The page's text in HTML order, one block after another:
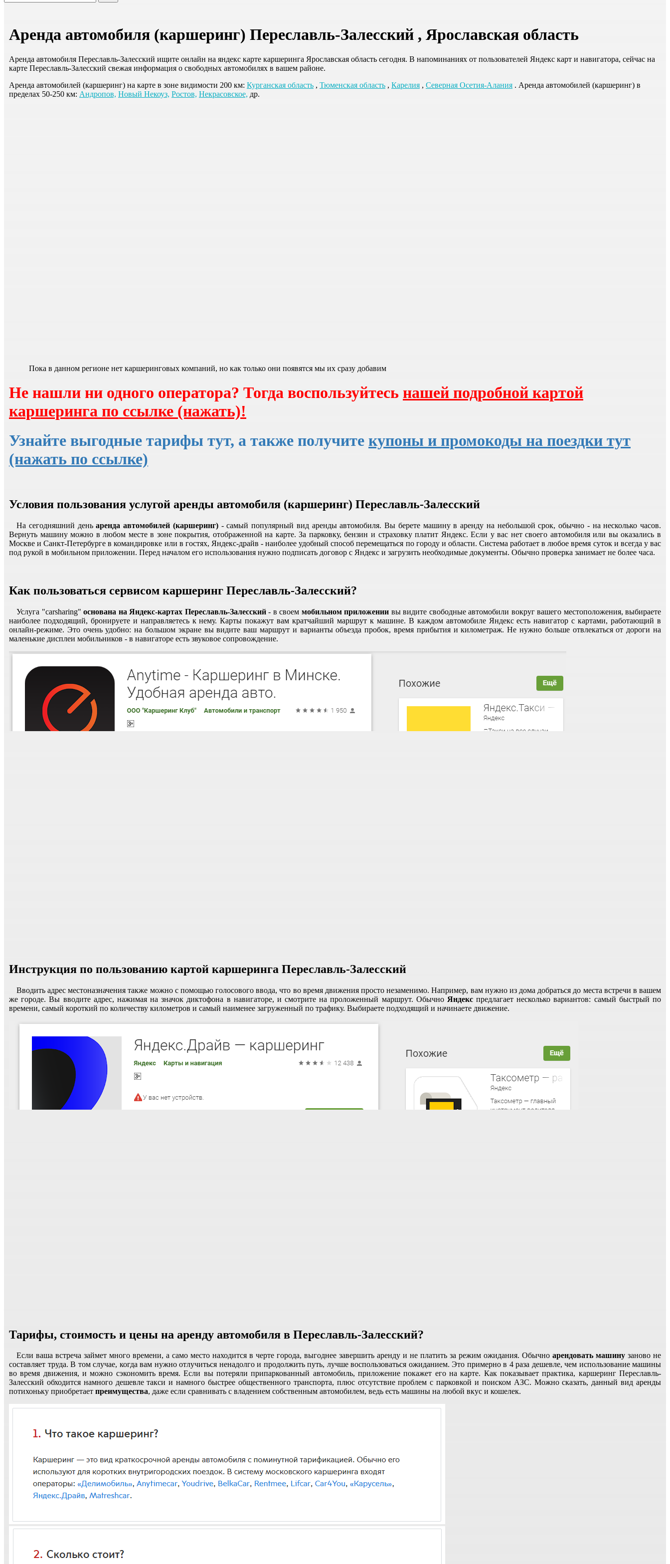
Аренда автомобиля (каршеринг) Переславль-Залесский , Ярославская область
Аренда автомобиля Переславль-Залесский ищите онлайн на яндекс карте каршеринга Ярославская область сегодня. В напоминаниях от пользователей Яндекс карт и навигатора, сейчас на
карте Переславль-Залесский свежая информация о свободных автомобилях в вашем районе.
Аренда автомобилей (каршеринг) на карте в зоне видимости 200 км: Курганская область , Тюменская область , Карелия , Северная Осетия-Алания . Аренда автомобилей (каршеринг) в
пределах 50-250 км: Андропов, Новый Некоуз, Ростов, Некрасовское, др.
Пока в данном регионе нет каршеринговых компаний, но как только они появятся мы их сразу добавим
Не нашли ни одного оператора? Тогда воспользуйтесь нашей подробной картой
каршеринга по ссылке (нажать)!
Узнайте выгодные тарифы тут, а также получите купоны и промокоды на поездки тут
(нажать по ссылке)
Условия пользования услугой аренды автомобиля (каршеринг) Переславль-Залесский
На сегодняшний деньаренда автомобилей (каршеринг)- самый популярный вид аренды автомобиля. Вы берете машину в аренду на небольшой срок, обычно - на несколько часов.
Вернуть машину можно в любом месте в зоне покрытия, отображенной на карте. За парковку, бензин и страховку платит Яндекс. Если у вас нет своего автомобиля или вы оказались в
Москве и Санкт-Петербурге в командировке или в гостях, Яндекс-драйв - наиболее удобный способ перемещаться по городу и области. Система работает в любое время суток и всегда у вас
под рукой в мобильном приложении. Перед началом его использования нужно подписать договор с Яндекс и загрузить необходимые документы. Обычно проверка занимает не более часа.
Как пользоваться сервисом каршеринг Переславль-Залесский?
Услуга "carsharing" основана на Яндекс-картах Переславль-Залесский- в своем мобильном приложении вы видите свободные автомобили вокруг вашего местоположения, выбираете
наиболее подходящий, бронируете и направляетесь к нему. Карты покажут вам кратчайший маршрут к машине. В каждом автомобиле Яндекс есть навигатор с картами, работающий в
онлайн-режиме. Это очень удобно: на большом экране вы видите ваш маршрут и варианты объезда пробок, время прибытия и километраж. Не нужно больше отвлекаться от дороги на
маленькие дисплеи мобильников - в навигаторе есть звуковое сопровождение.
Инструкция по пользованию картой каршеринга Переславль-Залесский
Вводить адрес местоназначения также можно с помощью голосового ввода, что во время движения просто незаменимо. Например, вам нужно из дома добраться до места встречи в вашем
же городе. Вы вводите адрес, нажимая на значок диктофона в навигаторе, и смотрите на проложенный маршрут. Обычно Яндекспредлагает несколько вариантов: самый быстрый по
времени, самый короткий по количеству километров и самый наименее загруженный по трафику. Выбираете подходящий и начинаете движение.
Тарифы, стоимость и цены на аренду автомобиля в Переславль-Залесский?
Если ваша встреча займет много времени, а само место находится в черте города, выгоднее завершить аренду и не платить за режим ожидания. Обычно арендовать машину заново не
составляет труда. В том случае, когда вам нужно отлучиться ненадолго и продолжить путь, лучше воспользоваться ожиданием. Это примерно в 4 раза дешевле, чем использование машины
во время движения, и можно сэкономить время. Если вы потеряли припаркованный автомобиль, приложение покажет его на карте. Как показывает практика, каршеринг Переславль-
Залесский обходится намного дешевле такси и намного быстрее общественного транспорта, плюс отсутствие проблем с парковкой и поиском АЗС. Можно сказать, данный вид аренды
потихоньку приобретает преимущества, даже если сравнивать с владением собственным автомобилем, ведь есть машины на любой вкус и кошелек.